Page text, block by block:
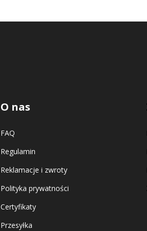
O nas
FAQ
Regulamin
Reklamacje i zwroty
Polityka prywatności
Certyfikaty
Przesyłka